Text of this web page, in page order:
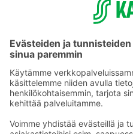
Yhteishyvä Ruoka -sovellus
S-ostoslista -sovellus
Prisma.fi
Sokos.fi
S-Pankki
Sokos Hotels